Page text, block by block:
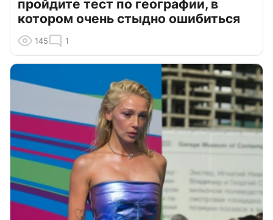
пройдите тест по географии, в
котором очень стыдно ошибиться
145 1